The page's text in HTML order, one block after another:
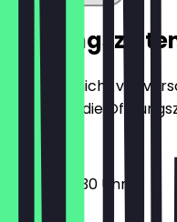
Damit du nicht vor
halten wir die
09:30 - 20:30 Uhr